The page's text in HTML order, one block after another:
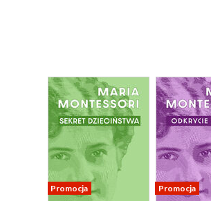
Promocja Promocja